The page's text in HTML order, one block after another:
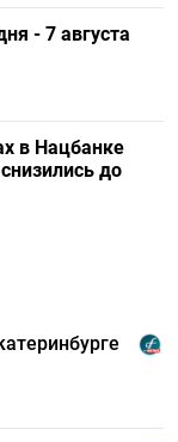
- 7 августа
в Нацбанке
до